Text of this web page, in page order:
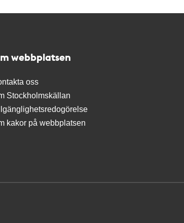
webbplatsen
oss
Stockholmskällan
kakor på webbplatsen